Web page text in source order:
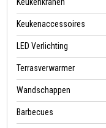
Keukenaccessoires
LED Verlichting
Terrasverwarmer
Wandschappen
Barbecues